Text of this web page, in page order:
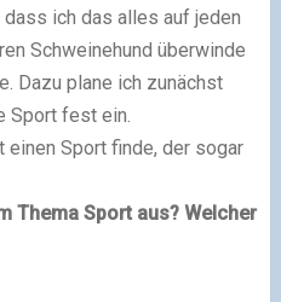
ich das alles auf jeden
Schweinehund überwinde
Dazu plane ich zunächst
Sport fest ein.
Sport finde, der sogar
Thema Sport aus? Welcher